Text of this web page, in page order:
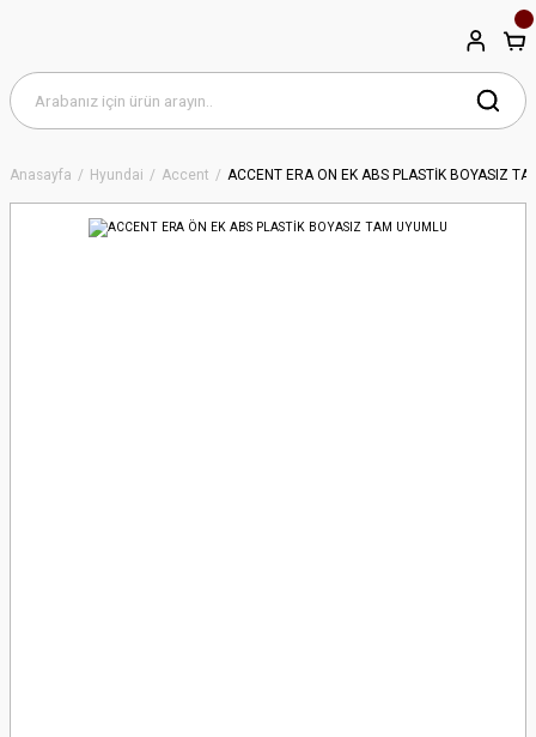
Anasayfa Hyundai Accent ACCENT ERA ÖN EK ABS PLASTİK BOYASIZ